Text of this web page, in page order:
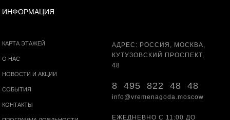
ИНФОРМАЦИЯ
КАРТА ЭТАЖЕЙ
О НАС
НОВОСТИ И АКЦИИ
СОБЫТИЯ
КОНТАКТЫ
АДРЕС: РОССИЯ, МОСКВА,
КУТУЗОВСКИЙ ПРОСПЕКТ,
48
8 495 822 48 48
info@vremenagoda.moscow
ЕЖЕДНЕВНО С 11:00 ДО